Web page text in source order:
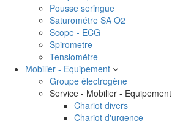
Pousse seringue
Saturométre SA O2
Scope - ECG
Spirometre
Tensiométre
Mobilier - Equipement
Groupe électrogène
Service - Mobilier - Equipement
Chariot divers
Chariot d'urgence